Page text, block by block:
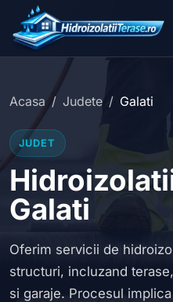
Acasa Judete Galati
JUDET
Galati
Oferim servicii de
structuri, incluzand
si garaje. Procesul